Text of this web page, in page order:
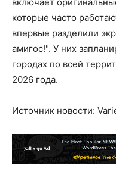
которые часто
впервые разделили
амигос!". У них
городах по всей
2026 года.
Источник новости: